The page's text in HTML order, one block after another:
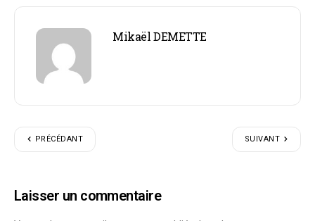
Mikaël DEMETTE
PRÉCÉDANT SUIVANT
Laisser un commentaire